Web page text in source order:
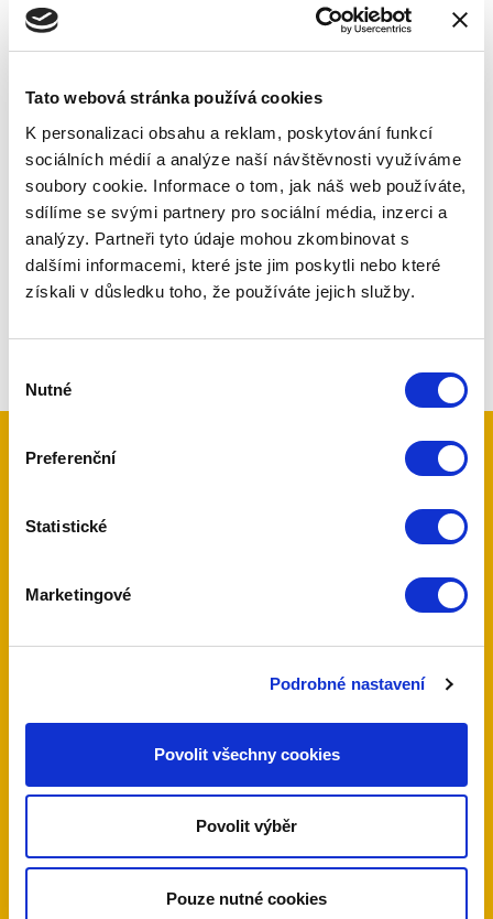
Tato webová stránka používá cookies
K personalizaci obsahu a reklam, poskytování funkcí
sociálních médií a analýze naší návštěvnosti využíváme
soubory cookie. Informace o tom, jak náš web používáte,
sdílíme se svými partnery pro sociální média, inzerci a
analýzy. Partneři tyto údaje mohou zkombinovat s
dalšími informacemi, které jste jim poskytli nebo které
získali v důsledku toho, že používáte jejich služby.
souhlasu
Nutné
Preferenční
Statistické
Marketingové
Podrobné nastavení
Povolit všechny cookies
Povolit výběr
Pouze nutné cookies
Neváhejte nás kontaktovat telefonicky nebo
604 388 205
poptávkový formulář